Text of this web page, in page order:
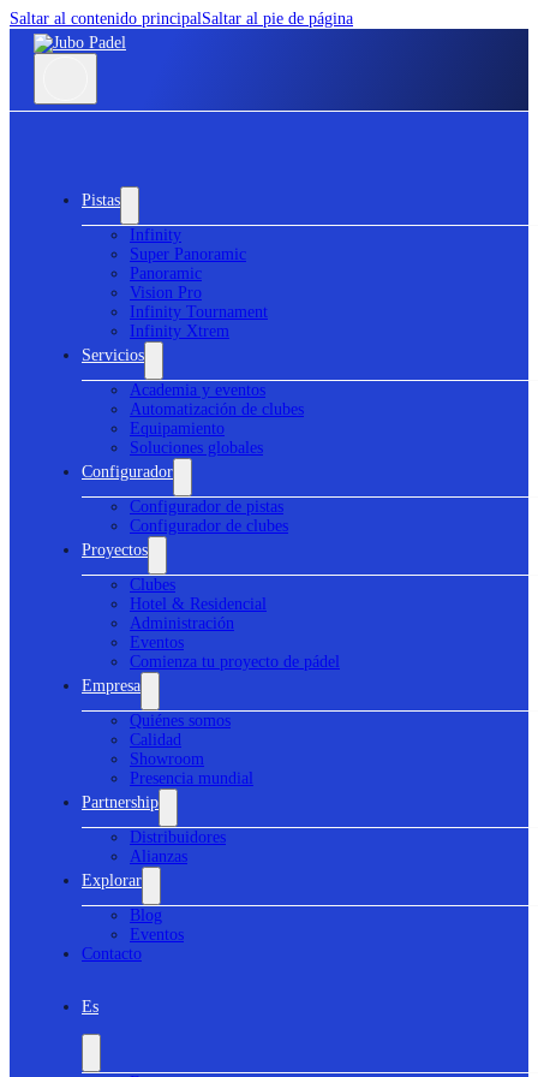
Saltar al contenido principalSaltar al pie de página
Pistas
Infinity
Super Panoramic
Panoramic
Vision Pro
Infinity Tournament
Infinity Xtrem
Servicios
Academia y eventos
Automatización de clubes
Equipamiento
Soluciones globales
Configurador
Configurador de pistas
Configurador de clubes
Proyectos
Clubes
Hotel & Residencial
Administración
Eventos
Comienza tu proyecto de pádel
Empresa
Quiénes somos
Calidad
Showroom
Presencia mundial
Partnership
Distribuidores
Alianzas
Explorar
Blog
Eventos
Contacto
Es